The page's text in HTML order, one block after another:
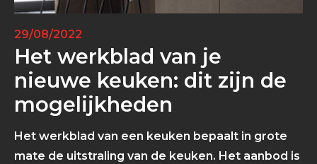
29/08/2022
Het werkblad van je
nieuwe keuken: dit zijn de
mogelijkheden
Het werkblad van een keuken bepaalt in grote
mate de uitstraling van de keuken. Het aanbod is